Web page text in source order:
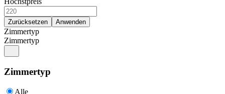
Zimmertyp
Zimmertyp
Zimmertyp
Alle